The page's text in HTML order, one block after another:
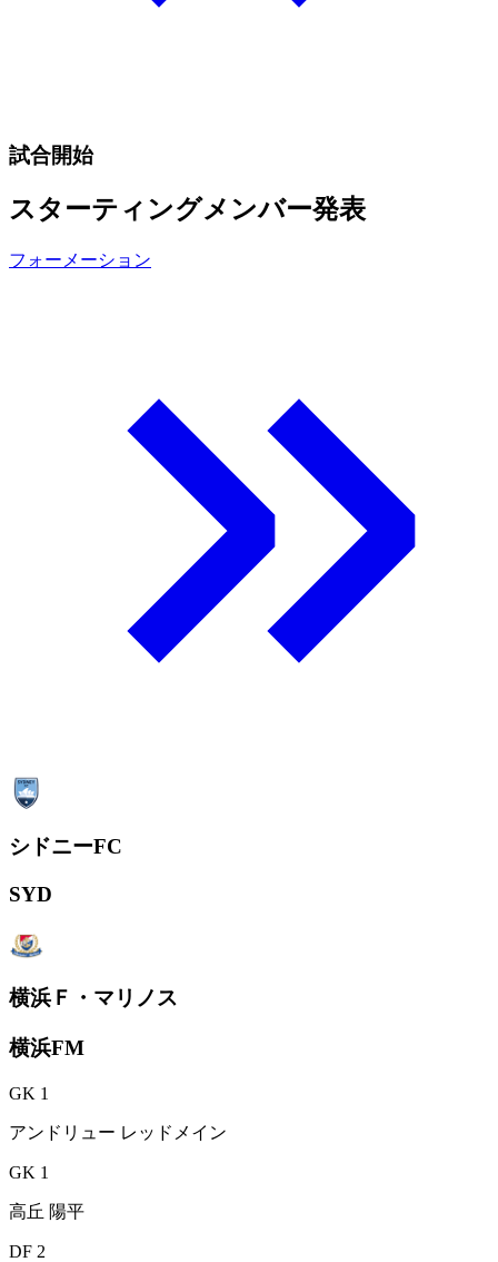
試合開始
スターティングメンバー発表
フォーメーション
シドニーFC
SYD
横浜Ｆ・マリノス
横浜FM
GK 1
アンドリュー レッドメイン
GK 1
高丘 陽平
DF 2